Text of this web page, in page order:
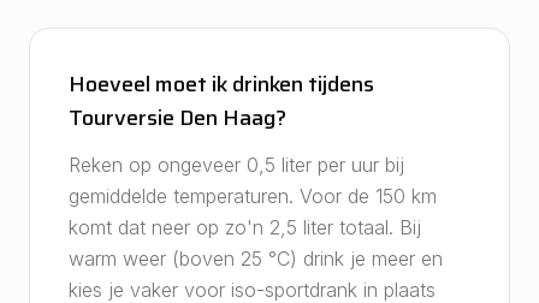
Hoeveel moet ik drinken tijdens
Tourversie Den Haag?
Reken op ongeveer 0,5 liter per uur bij
gemiddelde temperaturen. Voor de 150 km
komt dat neer op zo'n 2,5 liter totaal. Bij
warm weer (boven 25 °C) drink je meer en
kies je vaker voor iso-sportdrank in plaats